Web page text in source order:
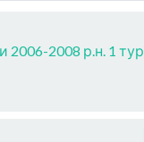
2006-2008 р.н. 1 тур